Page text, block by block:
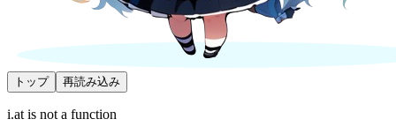
トップ 再読み込み
i.at is not a function